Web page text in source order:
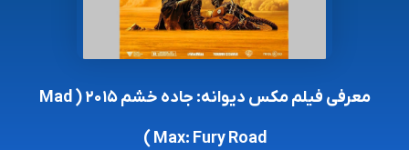
معرفی فیلم مکس دیوانه: جاده خشم ۲۰۱۵ ( Mad
Max: Fury Road )